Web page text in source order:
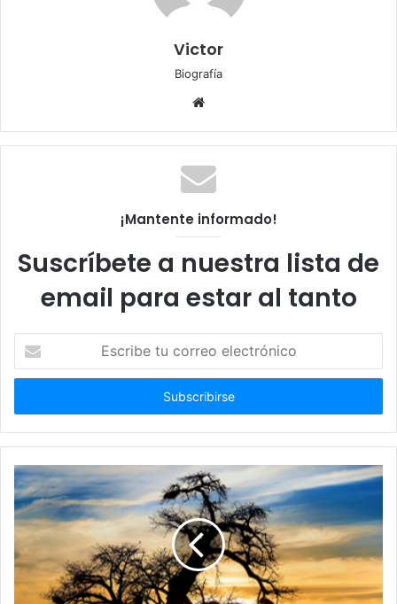
Victor
Biografía
Sitio
¡Mantente informado!
Suscríbete a nuestra lista de
email para estar al tanto
correo